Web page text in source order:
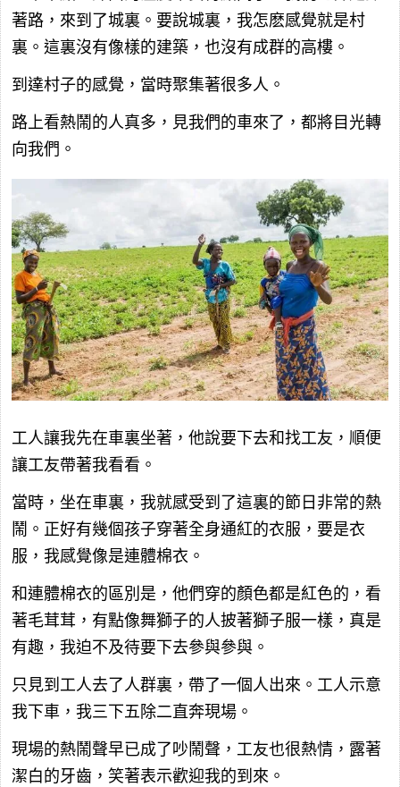
著路，來到了城裏。要說城裏，我怎麽感覺就是村
裏。這裏沒有像樣的建築，也沒有成群的高樓。
到達村子的感覺，當時聚集著很多人。
路上看熱鬧的人真多，見我們的車來了，都將目光轉
向我們。
工人讓我先在車裏坐著，他說要下去和找工友，順便
讓工友帶著我看看。
當時，坐在車裏，我就感受到了這裏的節日非常的熱
鬧。正好有幾個孩子穿著全身通紅的衣服，要是衣
服，我感覺像是連體棉衣。
和連體棉衣的區別是，他們穿的顏色都是紅色的，看
著毛茸茸，有點像舞獅子的人披著獅子服一樣，真是
有趣，我迫不及待要下去參與參與。
只見到工人去了人群裏，帶了一個人出來。工人示意
我下車，我三下五除二直奔現場。
現場的熱鬧聲早已成了吵鬧聲，工友也很熱情，露著
潔白的牙齒，笑著表示歡迎我的到來。